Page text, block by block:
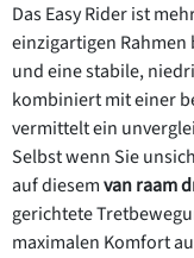
Das Easy Rider ist
einzigartigen
und eine stabile,
kombiniert mit einer
vermittelt ein
Selbst wenn Sie
auf diesemvan raam
gerichtete
maximalen Komfort